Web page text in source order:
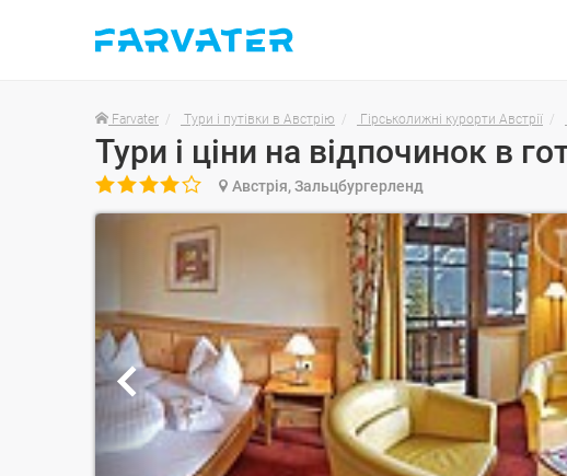
Farvater Тури і путівки в Австрію Гірськолижні курорти Австрії
 Австрія, Зальцбургерленд